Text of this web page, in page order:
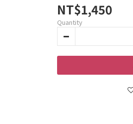
NT$1,450
Quantity